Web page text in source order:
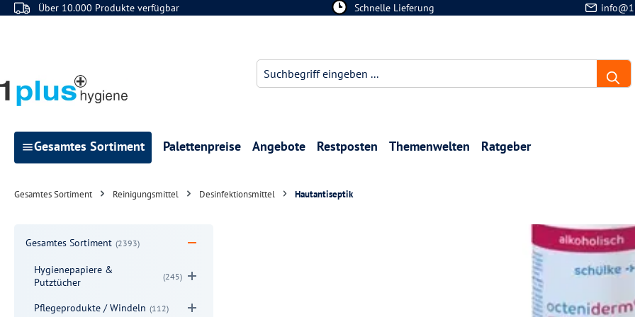
Hauptinhalt springen
Zur Suche springen
Zur Hauptnavigation springen
Über 10.000 Produkte verfügbar Schnelle Lieferung
Gesamtes Sortiment Palettenpreise Angebote Restposten Themenwelten Ratgeber
Gesamtes Sortiment Reinigungsmittel Desinfektionsmittel Hautantiseptik
Gesamtes Sortiment (2393)
Hygienepapiere &
Putztücher
(245)
Pflegeprodukte / Windeln (112)